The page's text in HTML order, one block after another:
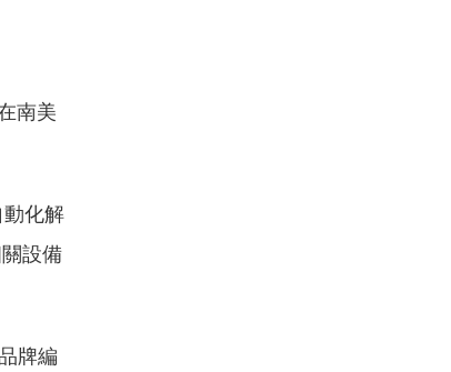
南美
動化解
設備
牌編